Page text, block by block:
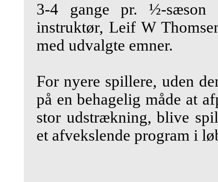
3-4 gange pr. ½-sæson
instruktør, Leif W
med udvalgte emner.
For nyere spillere, uden
på en behagelig måde at
stor udstrækning, blive
et afvekslende program i